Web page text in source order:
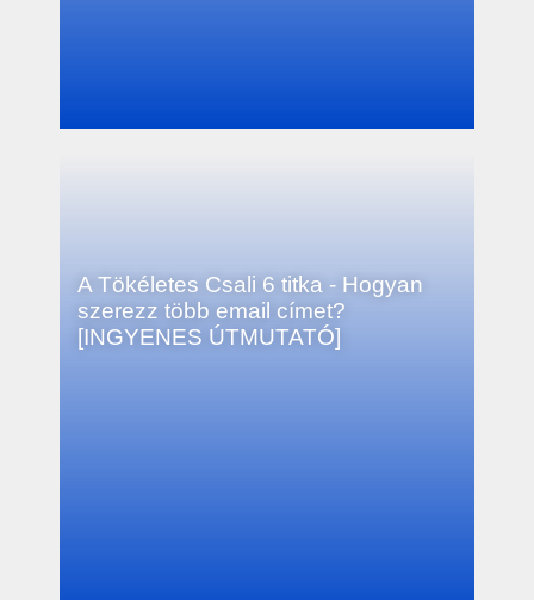
A Tökéletes Csali 6 titka - Hogyan
szerezz több email címet?
[INGYENES ÚTMUTATÓ]